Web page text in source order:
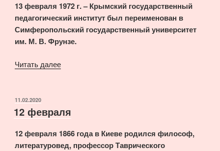
13 февраля 1972 г. – Крымский государственный
педагогический институт был переименован в
Симферопольский государственный университет
им. М. В. Фрунзе.
Читать далее«13
ОПУБЛИКОВАНО
11.02.2020
12 февраля
12 февраля 1866 года в Киеве родился философ,
литературовед, профессор Таврического